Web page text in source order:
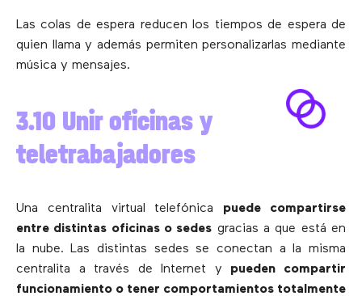
Las colas de espera reducen los tiempos de espera de
quien llama y además permiten personalizarlas mediante
música y mensajes.
3.10 Unir oficinas y
teletrabajadores
Una centralita virtual telefónica puede compartirse
entre distintas oficinas o sedes gracias a que está en
la nube. Las distintas sedes se conectan a la misma
centralita a través de Internet y pueden compartir
funcionamiento o tener comportamientos totalmente